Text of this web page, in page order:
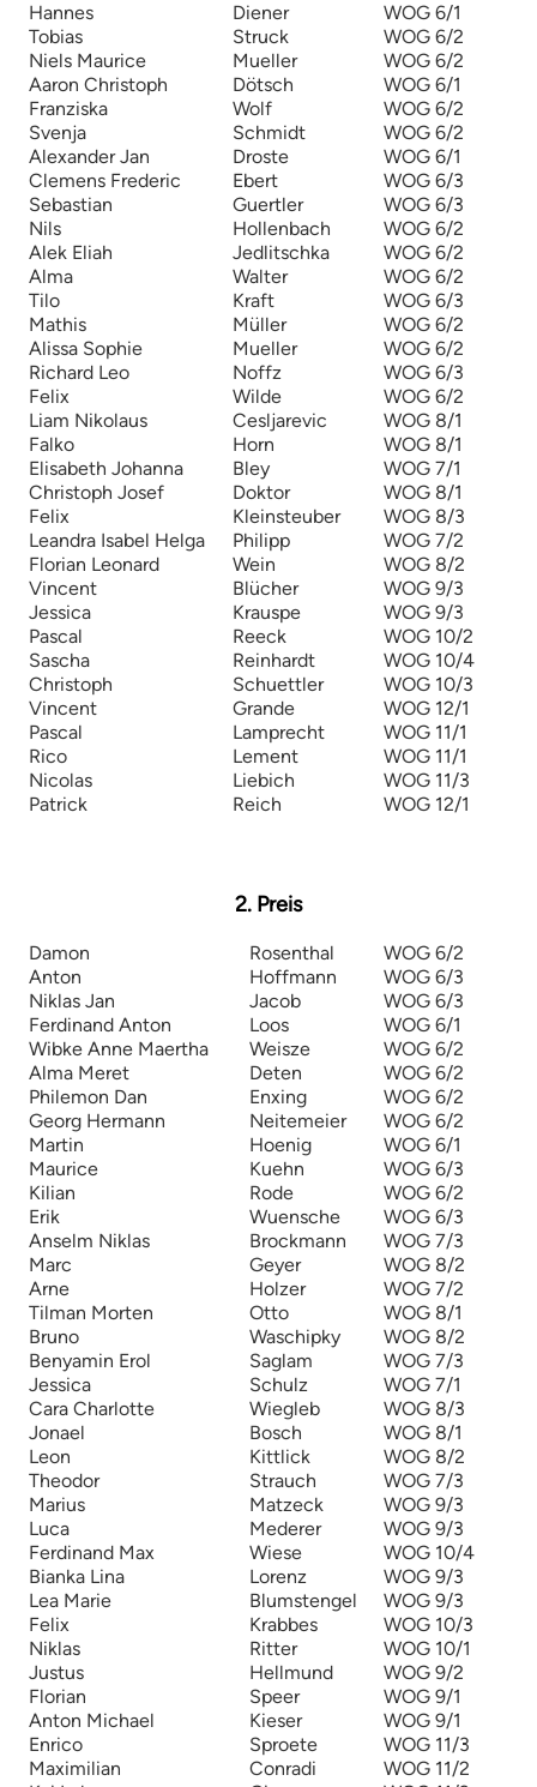
Hannes Diener
WOG 6/1
Tobias
Struck
WOG 6/2
Niels Maurice
Mueller
WOG 6/2
Aaron Christoph
Dötsch
WOG 6/1
Franziska
Wolf
WOG 6/2
Svenja
Schmidt
WOG 6/2
Alexander Jan
Droste
WOG 6/1
Clemens Frederic
Ebert
WOG 6/3
Sebastian
Guertler
WOG 6/3
Nils
Hollenbach
WOG 6/2
Alek Eliah
Jedlitschka
WOG 6/2
Alma
Walter
WOG 6/2
Tilo
Kraft
WOG 6/3
Mathis
Müller
WOG 6/2
Alissa Sophie
Mueller
WOG 6/2
Richard Leo
Noffz
WOG 6/3
Felix
Wilde
WOG 6/2
Liam Nikolaus
Cesljarevic
WOG 8/1
Falko
Horn
WOG 8/1
Elisabeth Johanna
Bley
WOG 7/1
Christoph Josef
Doktor
WOG 8/1
Felix
Kleinsteuber
WOG 8/3
Leandra Isabel Helga
Philipp
WOG 7/2
Florian Leonard
Wein
WOG 8/2
Vincent
Blücher
WOG 9/3
Jessica
Krauspe
WOG 9/3
Pascal
Reeck
WOG 10/2
Sascha
Reinhardt
WOG 10/4
Christoph
Schuettler
WOG 10/3
Vincent
Grande
WOG 12/1
Pascal
Lamprecht
WOG 11/1
Rico
Lement
WOG 11/1
Nicolas
Liebich
WOG 11/3
Patrick
Reich WOG 12/1
2. Preis
Damon Rosenthal
WOG 6/2
Anton
Hoffmann
WOG 6/3
Niklas Jan
Jacob
WOG 6/3
Ferdinand Anton
Loos
WOG 6/1
Wibke Anne Maertha
Weisze
WOG 6/2
Alma Meret
Deten
WOG 6/2
Philemon Dan
Enxing
WOG 6/2
Georg Hermann
Neitemeier
WOG 6/2
Martin
Hoenig
WOG 6/1
Maurice
Kuehn
WOG 6/3
Kilian
Rode
WOG 6/2
Erik
Wuensche
WOG 6/3
Anselm Niklas
Brockmann
WOG 7/3
Marc
Geyer
WOG 8/2
Arne
Holzer
WOG 7/2
Tilman Morten
Otto
WOG 8/1
Bruno
Waschipky
WOG 8/2
Benyamin Erol
Saglam
WOG 7/3
Jessica
Schulz
WOG 7/1
Cara Charlotte
Wiegleb
WOG 8/3
Jonael
Bosch
WOG 8/1
Leon
Kittlick
WOG 8/2
Theodor
Strauch
WOG 7/3
Marius
Matzeck
WOG 9/3
Luca
Mederer
WOG 9/3
Ferdinand Max
Wiese
WOG 10/4
Bianka Lina
Lorenz
WOG 9/3
Lea Marie
Blumstengel
WOG 9/3
Felix
Krabbes
WOG 10/3
Niklas
Ritter
WOG 10/1
Justus
Hellmund
WOG 9/2
Florian
Speer
WOG 9/1
Anton Michael
Kieser
WOG 9/1
Enrico
Sproete
WOG 11/3
Maximilian
Conradi
WOG 11/2